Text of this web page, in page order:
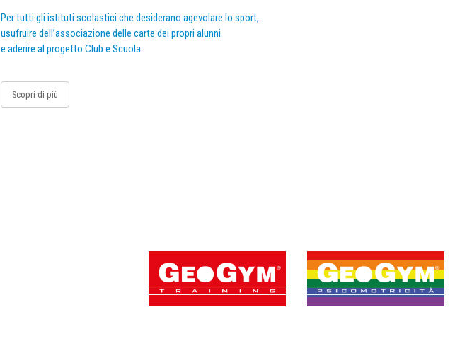
Per tutti gli istituti scolastici che desiderano agevolare lo sport,
usufruire dell’associazione delle carte dei propri alunni
e aderire al progetto Club e Scuola
Scopri di più